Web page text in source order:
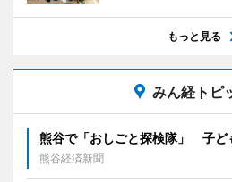
もっと見る
みん経トピ
熊谷で「おしごと探検隊」 子ど
熊谷経済新聞